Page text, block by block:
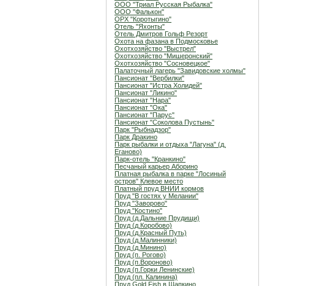
ООО "Триал Русская Рыбалка"
ООО "Фалькон"
ОРХ "Коротыгино"
Отель "Яхонты"
Отель Дмитров Гольф Резорт
Охота на фазана в Подмосковье
Охотхозяйство "Выстрел"
Охотхозяйство "Мишеронский"
Охотхозяйство "Сосновецкое"
Палаточный лагерь "Завидовские холмы"
Пансионат "Вербилки"
Пансионат "Истра Холидей"
Пансионат "Ликино"
Пансионат "Нара"
Пансионат "Ока"
Пансионат "Парус"
Пансионат "Соколова Пустынь"
Парк "Рыбнадзор"
Парк Дракино
Парк рыбалки и отдыха "Лагуна" (д.
Еганово)
Парк-отель "Кранкино"
Песчаный карьер Аборино
Платная рыбалка в парке "Лосиный
остров" Клевое место
Платный пруд ВНИИ кормов
Пруд "В гостях у Мелании"
Пруд "Заворово"
Пруд "Костино"
Пруд (д.Дальние Прудищи)
Пруд (д.Коробово)
Пруд (д.Красный Путь)
Пруд (д.Малинники)
Пруд (д.Минино)
Пруд (п. Рогово)
Пруд (п.Вороново)
Пруд (п.Горки Ленинские)
Пруд (пл. Калинина)
Пруд Gold Fish в Шапкино